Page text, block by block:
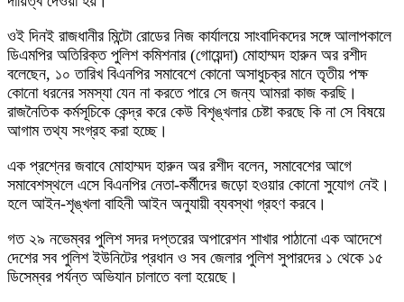
ওই দিনই রাজধানীর মিন্টো রোডের নিজ কার্যালয়ে সাংবাদিকদের সঙ্গে আলাপকালে
ডিএমপির অতিরিক্ত পুলিশ কমিশনার (গোয়েন্দা) মোহাম্মদ হারুন অর রশীদ
বলেছেন, ১০ তারিখ বিএনপির সমাবেশে কোনো অসাধুচক্র মানে তৃতীয় পক্ষ
কোনো ধরনের সমস্যা যেন না করতে পারে সে জন্য আমরা কাজ করছি।
রাজনৈতিক কর্মসূচিকে কেন্দ্র করে কেউ বিশৃঙ্খলার চেষ্টা করছে কি না সে বিষয়ে
আগাম তথ্য সংগ্রহ করা হচ্ছে।
এক প্রশ্নের জবাবে মোহাম্মদ হারুন অর রশীদ বলেন, সমাবেশের আগে
সমাবেশস্থলে এসে বিএনপির নেতা-কর্মীদের জড়ো হওয়ার কোনো সুযোগ নেই।
হলে আইন-শৃঙ্খলা বাহিনী আইন অনুযায়ী ব্যবস্থা গ্রহণ করবে।
গত ২৯ নভেম্বর পুলিশ সদর দপ্তরের অপারেশন শাখার পাঠানো এক আদেশে
দেশের সব পুলিশ ইউনিটের প্রধান ও সব জেলার পুলিশ সুপারদের ১ থেকে ১৫
ডিসেম্বর পর্যন্ত অভিযান চালাতে বলা হয়েছে।